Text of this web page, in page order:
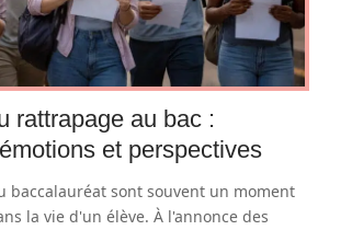
rattrapage au bac :
et perspectives
baccalauréat sont souvent un moment
la vie d'un élève. À l'annonce des